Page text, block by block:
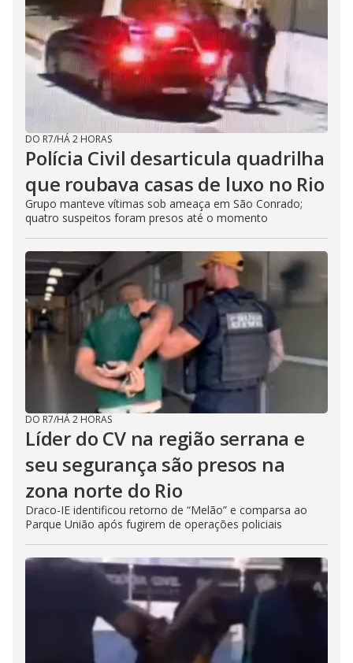
DO R7/HÁ 2 HORAS
Polícia Civil desarticula quadrilha
que roubava casas de luxo no Rio
Grupo manteve vítimas sob ameaça em São Conrado;
quatro suspeitos foram presos até o momento
DO R7/HÁ 2 HORAS
Líder do CV na região serrana e
seu segurança são presos na
zona norte do Rio
Draco-IE identificou retorno de “Melão” e comparsa ao
Parque União após fugirem de operações policiais